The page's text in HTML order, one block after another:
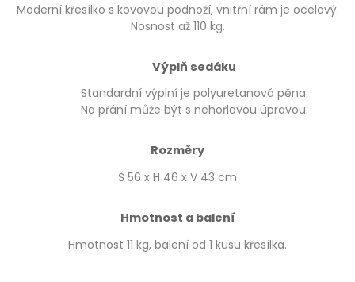
Moderní křesílko s kovovou podnoží, vnitřní rám je ocelový.
Nosnost až 110 kg.
Výplň sedáku
Standardní výplní je polyuretanová pěna.
Na přání může být s nehořlavou úpravou.
Rozměry
Š 56 x H 46 x V 43 cm
Hmotnost a balení
Hmotnost 11 kg, balení od 1 kusu křesílka.